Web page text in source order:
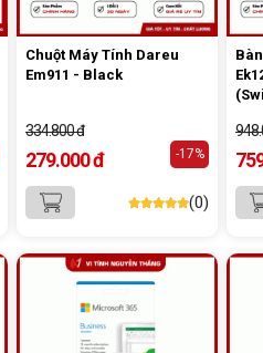
Chuột Máy Tính Dareu
Em911 - Black
334.800 đ
279.000 đ -17%
(0)